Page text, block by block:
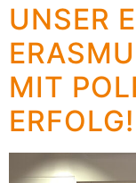
UNSER
MIT
ERFOLG!